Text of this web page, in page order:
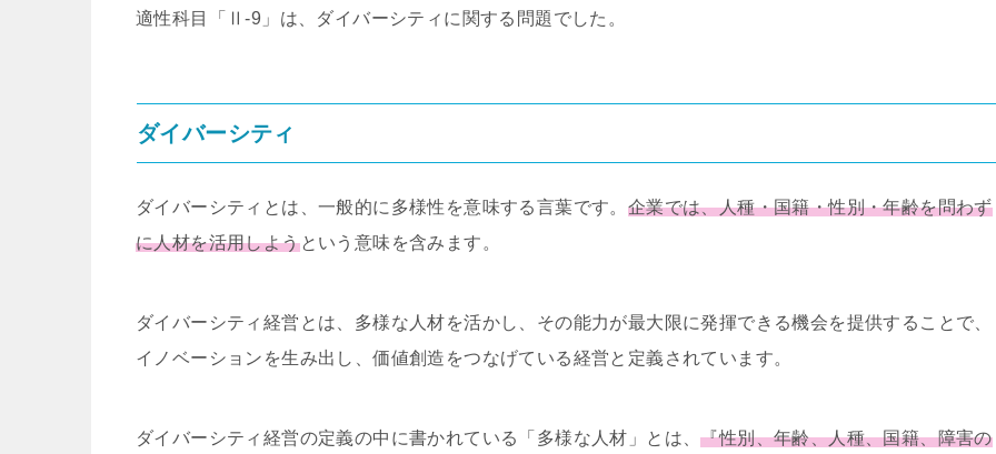
適性科目「Ⅱ-9 」は、ダイバーシティに関する問題でした。
ダイバーシティ
ダイバーシティとは、一般的に多様性を意味する言葉です。 企業では、人種・国籍・性別・年齢を問わず
に人材を活用しようという意味を含みます。
ダイバーシティ経営とは、多様な人材を活かし、その能力が最大限に発揮できる機会を提供することで、
イノベーションを生み出し、価値創造をつなげている経営と定義されています。
ダイバーシティ経営の定義の中に書かれている「多様な人材」とは、『性別、年齢、人種、国籍、障害の